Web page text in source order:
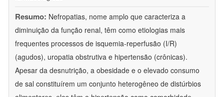
Resumo: Nefropatias, nome amplo que caracteriza a
diminuição da função renal, têm como etiologias mais
frequentes processos de isquemia-reperfusão (I/R)
(agudos), uropatia obstrutiva e hipertensão (crônicas).
Apesar da desnutrição, a obesidade e o elevado consumo
de sal constituírem um conjunto heterogêneo de distúrbios